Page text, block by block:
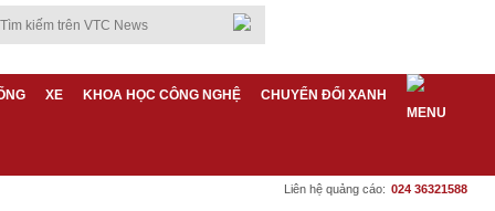
XE KHOA HỌC CÔNG NGHỆ CHUYỂN ĐỔI XANH
Liên hệ quảng cáo: 024 36321588